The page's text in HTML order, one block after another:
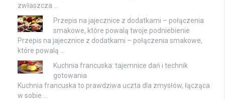
zwłaszcza …
Przepis na jajecznice z dodatkami – połączenia
smakowe, które powalą twoje podniebienie
Przepis na jajecznice z dodatkami – połączenia smakowe,
które powalą …
Kuchnia francuska: tajemnice dań i technik
gotowania
Kuchnia francuska to prawdziwa uczta dla zmysłów, łącząca
w sobie …